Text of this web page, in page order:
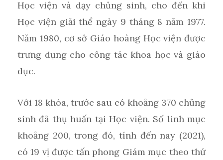
Học viện và dạy chủng sinh, cho đến khi
Học viện giải thể ngày 9 tháng 8 năm 1977.
Năm 1980, cơ sở Giáo hoàng Học viện được
trưng dụng cho công tác khoa học và giáo
dục.
Với 18 khóa, trước sau có khoảng 370 chủng
sinh đã thụ huấn tại Học viện. Số linh mục
khoảng 200, trong đó, tính đến nay (2021),
có 19 vị được tấn phong Giám mục theo thứ